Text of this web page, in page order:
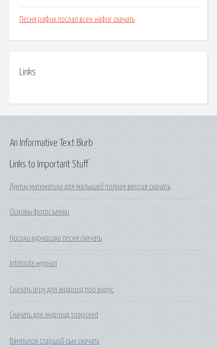
Песня рафик послал всех нафиг скачать
Links
Links to Important Stuff
Лунтик математика для малышей полная версия скачать
Основы фотосъемки
Носики курносики песня скачать
Intimoda журнал
Скачать игру для андроид про вирус
Скачать для андроид snapseed
Вампилов старший сын скачать
An Informative Text Blurb